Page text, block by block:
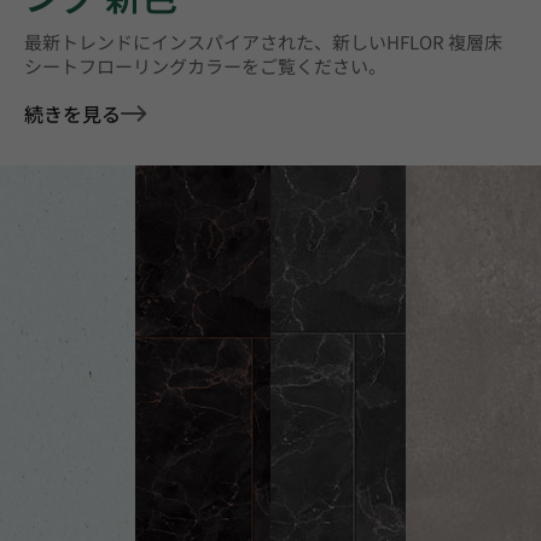
最新トレンドにインスパイアされた、新しいHFLOR 複層床
シートフローリングカラーをご覧ください。
続きを見る